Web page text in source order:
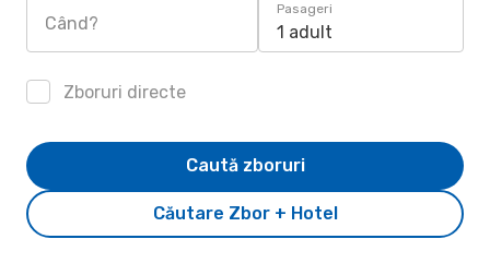
Când?
Pasageri
1 adult
Zboruri directe
Căutare Zbor + Hotel
Caută zboruri